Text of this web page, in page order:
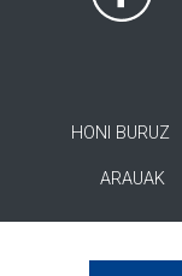
HONI BURUZ
ARAUAK